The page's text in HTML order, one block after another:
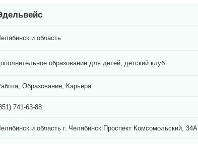
и область
образование для детей, детский клуб
Образование, Карьера
741-63-88
и область г. Челябинск Проспект Комсомольский, 34А